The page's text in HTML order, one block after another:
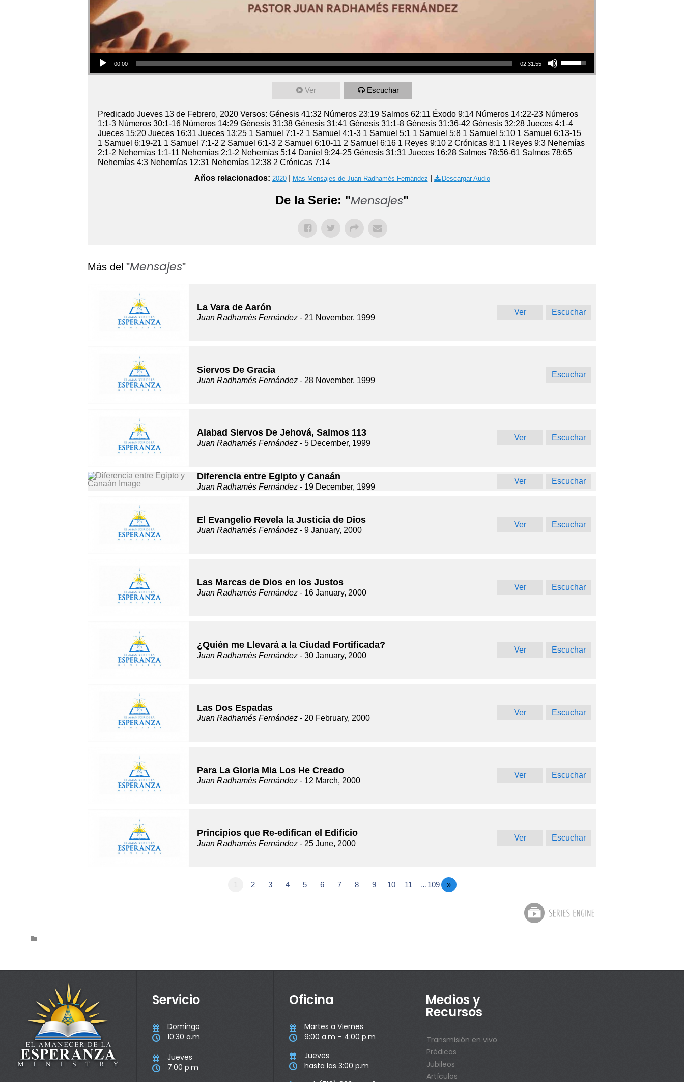
Audio Player
00:00 02:31:55
Up/Down
Arrow
or
decrease
volume.
Ver Escuchar
Predicado Jueves 13 de Febrero, 2020 Versos: Génesis 41:32 Números 23:19 Salmos 62:11 Éxodo 9:14 Números 14:22-23 Números
1:1-3 Números 30:1-16 Números 14:29 Génesis 31:38 Génesis 31:41 Génesis 31:1-8 Génesis 31:36-42 Génesis 32:28 Jueces 4:1-4
Jueces 15:20 Jueces 16:31 Jueces 13:25 1 Samuel 7:1-2 1 Samuel 4:1-3 1 Samuel 5:1 1 Samuel 5:8 1 Samuel 5:10 1 Samuel 6:13-15
1 Samuel 6:19-21 1 Samuel 7:1-2 2 Samuel 6:1-3 2 Samuel 6:10-11 2 Samuel 6:16 1 Reyes 9:10 2 Crónicas 8:1 1 Reyes 9:3 Nehemías
2:1-2 Nehemías 1:1-11 Nehemías 2:1-2 Nehemías 5:14 Daniel 9:24-25 Génesis 31:31 Jueces 16:28 Salmos 78:56-61 Salmos 78:65
Nehemías 4:3 Nehemías 12:31 Nehemías 12:38 2 Crónicas 7:14
Años relacionados: 2020| Más Mensajes de Juan Radhamés Fernández Descargar Audio
De la Serie: "Mensajes"
Más del "Mensajes"
La Vara de Aarón
Juan Radhamés Fernández - 21 November, 1999
Ver Escuchar
Siervos De Gracia
Juan Radhamés Fernández - 28 November, 1999
Escuchar
Alabad Siervos De Jehová, Salmos 113
Juan Radhamés Fernández - 5 December, 1999
Ver Escuchar
Diferencia entre Egipto y Canaán
Juan Radhamés Fernández - 19 December, 1999
Ver Escuchar
El Evangelio Revela la Justicia de Dios
Juan Radhamés Fernández - 9 January, 2000
Ver Escuchar
Las Marcas de Dios en los Justos
Juan Radhamés Fernández - 16 January, 2000
Ver Escuchar
¿Quién me Llevará a la Ciudad Fortificada?
Juan Radhamés Fernández - 30 January, 2000
Ver Escuchar
Las Dos Espadas
Juan Radhamés Fernández - 20 February, 2000
Ver Escuchar
Para La Gloria Mia Los He Creado
Juan Radhamés Fernández - 12 March, 2000
Ver Escuchar
Principios que Re-edifican el Edificio
Juan Radhamés Fernández - 25 June, 2000
Ver Escuchar
1 2 3 4 5 6 7 8 9 10 11 …109 »

Servicio
 Domingo
 10:30 a.m
 Jueves
 7:00 p.m
Oficina
 Martes a Viernes
 9:00 a.m – 4:00 p.m
 Jueves
 hasta las 3:00 p.m
Medios y
Recursos
Transmisión en vivo
Prédicas
Jubileos
Artículos